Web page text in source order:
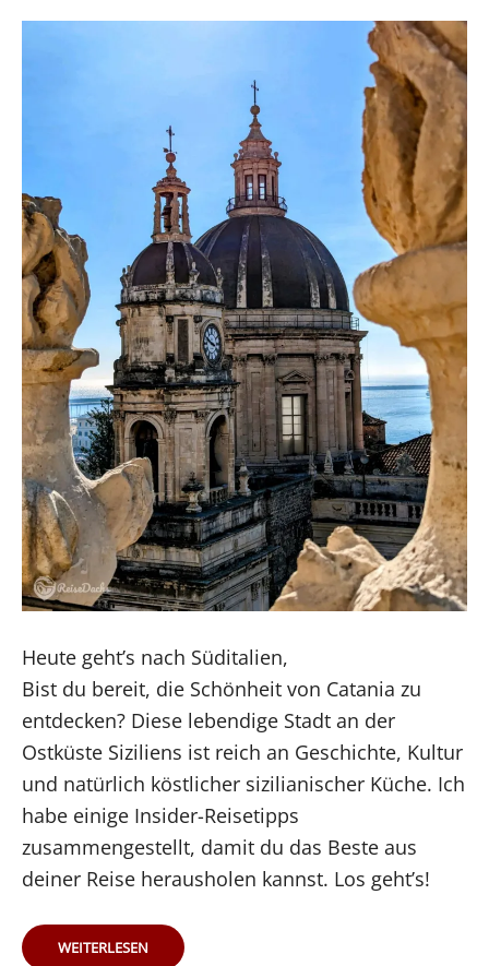
Heute geht’s nach Süditalien,
Bist du bereit, die Schönheit von Catania zu
entdecken? Diese lebendige Stadt an der
Ostküste Siziliens ist reich an Geschichte, Kultur
und natürlich köstlicher sizilianischer Küche. Ich
habe einige Insider-Reisetipps
zusammengestellt, damit du das Beste aus
deiner Reise herausholen kannst. Los geht’s!
ENTDECKE
CATANIA:
WEITERLESEN